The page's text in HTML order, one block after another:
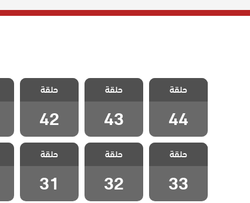
مسلسل زينب
والاخيرة
حلقة
44
مسلسل زينب
مدبلج الحلقة 43
حلقة
43
مسلسل زينب
مدبلج الحلقة 42
حلقة
42
مسلسل زينب
مدبلج الحلقة 33
حلقة
33
مسلسل زينب
مدبلج الحلقة 32
حلقة
32
مسلسل زينب
مدبلج الحلقة 31
حلقة
31